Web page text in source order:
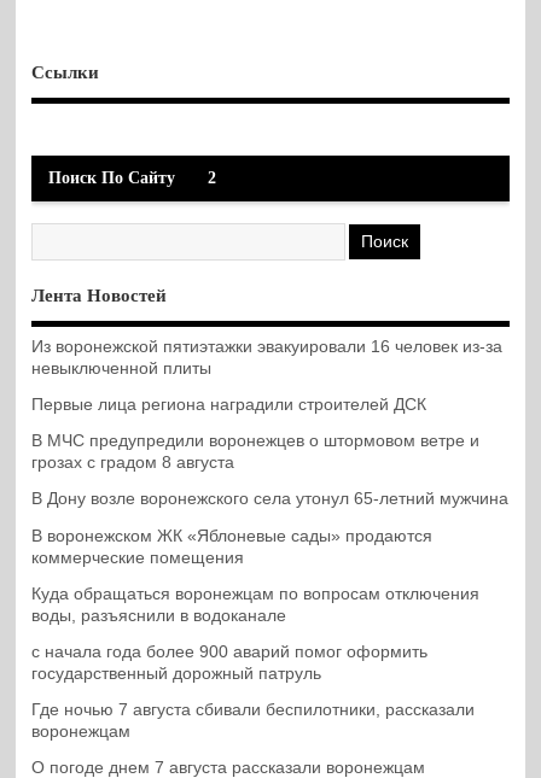
Ссылки
Поиск По Сайту 2
Лента Новостей
Из воронежской пятиэтажки эвакуировали 16 человек из-за
невыключенной плиты
Первые лица региона наградили строителей ДСК
В МЧС предупредили воронежцев о штормовом ветре и
грозах с градом 8 августа
В Дону возле воронежского села утонул 65-летний мужчина
В воронежском ЖК «Яблоневые сады» продаются
коммерческие помещения
Куда обращаться воронежцам по вопросам отключения
воды, разъяснили в водоканале
с начала года более 900 аварий помог оформить
государственный дорожный патруль
Где ночью 7 августа сбивали беспилотники, рассказали
воронежцам
О погоде днем 7 августа рассказали воронежцам